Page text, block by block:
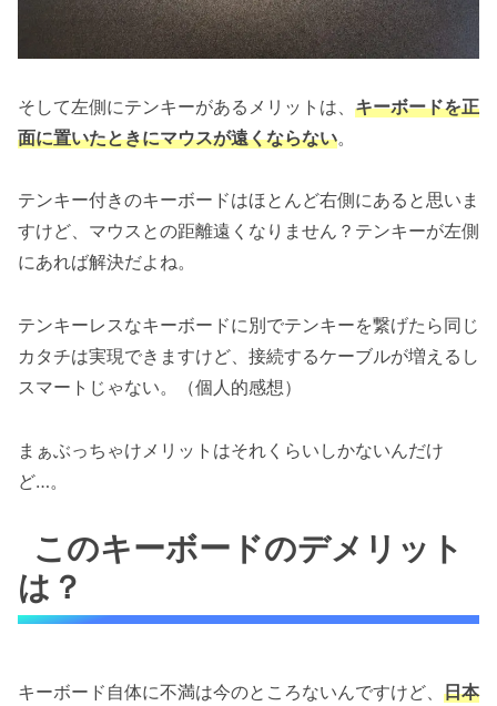
そして左側にテンキーがあるメリットは、 キーボードを正
面に置いたときにマウスが遠くならない。
テンキー付きのキーボードはほとんど右側にあると思いま
すけど、マウスとの距離遠くなりません？テンキーが左側
にあれば解決だよね。
テンキーレスなキーボードに別でテンキーを繋げたら同じ
カタチは実現できますけど、接続するケーブルが増えるし
スマートじゃない。（個人的感想）
まぁぶっちゃけメリットはそれくらいしかないんだけ
ど…。
このキーボードのデメリット
は？
キーボード自体に不満は今のところないんですけど、 日本